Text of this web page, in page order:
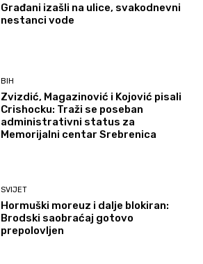
Građani izašli na ulice, svakodnevni
nestanci vode
BIH
Zvizdić, Magazinović i Kojović pisali
Crishocku: Traži se poseban
administrativni status za
Memorijalni centar Srebrenica
SVIJET
Hormuški moreuz i dalje blokiran:
Brodski saobraćaj gotovo
prepolovljen